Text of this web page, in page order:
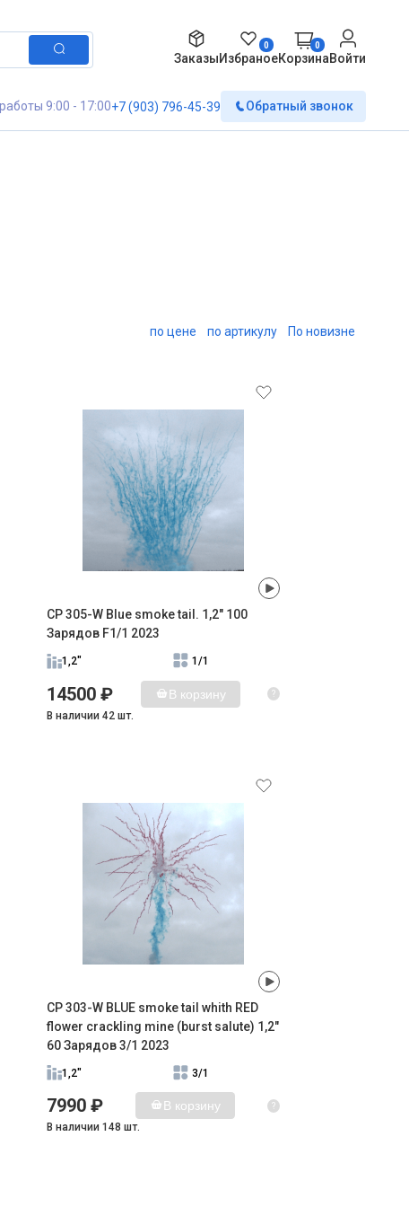
ЗаказыИзбраное
0
Корзина
0
Войти
9:00 - 17:00+7 (903) 796-45-39 Обратный звонок
по цене по артикулу По новизне
CP 305-W Blue smoke tail. 1,2" 100
Зарядов F1/1 2023
1,2" 1/1
14500 ₽ В корзину ?
В наличии 42 шт.
CP 303-W BLUE smoke tail whith RED
flower crackling mine (burst salute) 1,2"
60 Зарядов 3/1 2023
1,2" 3/1
7990 ₽ В корзину ?
В наличии 148 шт.